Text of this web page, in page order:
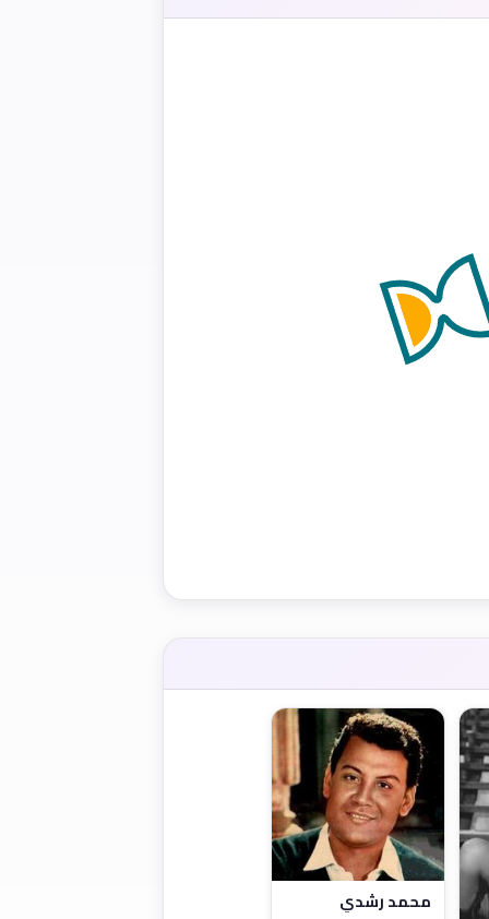
محمد رشدي